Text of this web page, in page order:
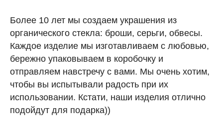
Более 10 лет мы создаем украшения из
органического стекла: броши, серьги, обвесы.
Каждое изделие мы изготавливаем с любовью,
бережно упаковываем в коробочку и
отправляем навстречу с вами. Мы очень хотим,
чтобы вы испытывали радость при их
использовании. Кстати, наши изделия отлично
подойдут для подарка))